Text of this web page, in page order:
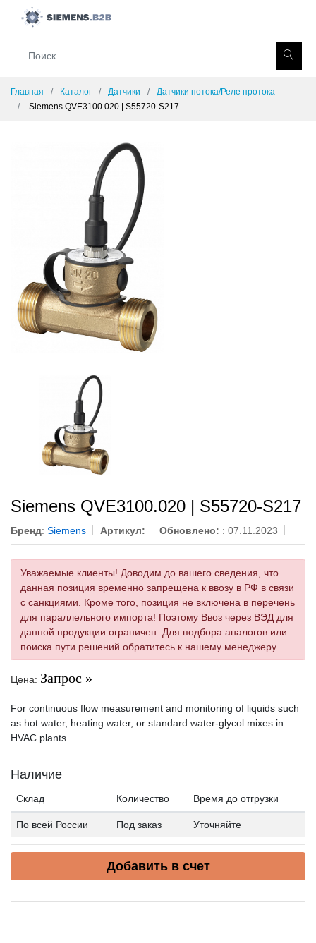
Главная Каталог Датчики
Датчики потока/Реле протока
Siemens QVE3100.020 | S55720-S217
Siemens QVE3100.020 | S55720-S217
Бренд: Siemens Артикул: Обновлено: : 07.11.2023
Уважаемые клиенты! Доводим до вашего сведения, что
данная позиция временно запрещена к ввозу в РФ в связи
с санкциями. Кроме того, позиция не включена в перечень
для параллельного импорта! Поэтому Ввоз через ВЭД для
данной продукции ограничен. Для подбора аналогов или
поиска пути решений обратитесь к нашему менеджеру.
Цена: Запрос »
For continuous flow measurement and monitoring of liquids such
as hot water, heating water, or standard water-glycol mixes in
HVAC plants
Наличие
Склад Количество Время до отгрузки
По всей России Под заказ Уточняйте
Добавить в счет